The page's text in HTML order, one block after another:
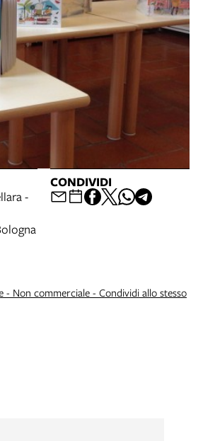
-
CONDIVIDI
Non commerciale - Condividi allo stesso